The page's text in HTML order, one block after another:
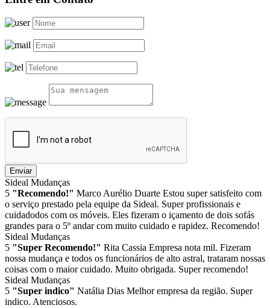
Enviar
Sideal Mudanças
5 "Recomendo!" Marco Aurélio Duarte Estou super satisfeito com
o serviço prestado pela equipe da Sideal. Super profissionais e
cuidadodos com os móveis. Eles fizeram o içamento de dois sofás
grandes para o 5º andar com muito cuidado e rapidez. Recomendo!
Sideal Mudanças
5 "Super Recomendo!" Rita Cassia Empresa nota mil. Fizeram
nossa mudança e todos os funcionários de alto astral, trataram nossas
coisas com o maior cuidado. Muito obrigada. Super recomendo!
Sideal Mudanças
5 "Super indico" Natália Dias Melhor empresa da região. Super
indico. Atenciosos.